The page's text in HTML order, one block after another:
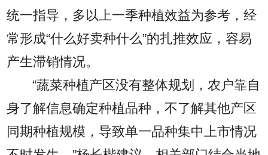
统一指导，多以上一季种植效益为参考，经
常形成“什么好卖种什么”的扎推效应，容易
产生滞销情况。
“蔬菜种植产区没有整体规划，农户靠自
身了解信息确定种植品种，不了解其他产区
同期种植规模，导致单一品种集中上市情况